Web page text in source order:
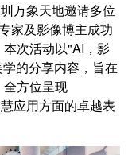
万象天地邀请多位
家及影像博主成功
次活动以"AI，影
的分享内容，旨在
方位呈现
应用方面的卓越表